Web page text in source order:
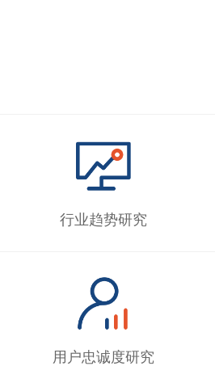
行业趋势研究
用户忠诚度研究